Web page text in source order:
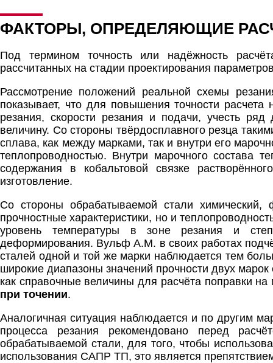
ФАКТОРЫ, ОПРЕДЕЛЯЮЩИЕ
Под термином точность или надёжность
рассчитанных на стадии проектирования
Рассмотрение положений реальной схемы
показывает, что для повышения точности
резания, скорости резания и подачи, учесть
величину. Со стороны твёрдосплавного резца
сплава, как между марками, так и внутри его
теплопроводностью. Внутри марочного состава
содержания в кобальтовой связке
изготовление.
Со стороны обрабатываемой стали химический,
прочностные характеристики, но и
уровень температуры в зоне резания и
деформирования. Вульф А.М. в своих работах
сталей одной и той же марки наблюдается тем
широкие диапазоны значений прочности двух
как справочные величины для расчёта поправки
при точении.
Аналогичная ситуация наблюдается и по другим
процесса резания рекомендовано перед
обрабатываемой стали, для того, чтобы
использования САПР ТП, это является